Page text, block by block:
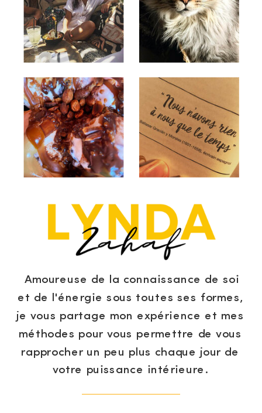
Amoureuse de la connaissance de soi
et de l'énergie sous toutes ses formes,
je vous partage mon expérience et mes
méthodes pour vous permettre de vous
rapprocher un peu plus chaque jour de
votre puissance intérieure.